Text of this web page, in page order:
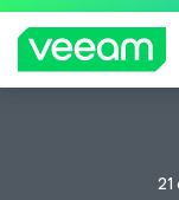
impactés